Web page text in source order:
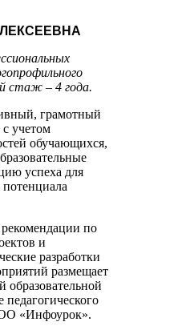
стаж – 4 года.
грамотный
с учетом
обучающихся,
успеха для
рекомендации по
и
разработки
размещает
образовательной
«Инфоурок».